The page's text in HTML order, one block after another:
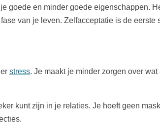
goede en minder goede eigenschappen.
van je leven. Zelfacceptatie is de eerste
stress. Je maakt je minder zorgen over
kunt zijn in je relaties. Je hoeft geen